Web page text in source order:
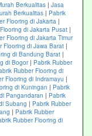
Berkualitas | Jasa
Berkualitas | Pabrik
Flooring di Jakarta |
di Jakarta Pusat |
Flooring di Jakarta Timur
Flooring di Jawa Barat |
di Bandung Barat |
di Bogor| Pabrik Rubber
Rubber Flooring di
Flooring di Indramayu |
di Kuningan | Pabrik
Pangandaran | Pabrik
Subang | Pabrik Rubber
| Pabrik Rubber
Rubber Flooring di